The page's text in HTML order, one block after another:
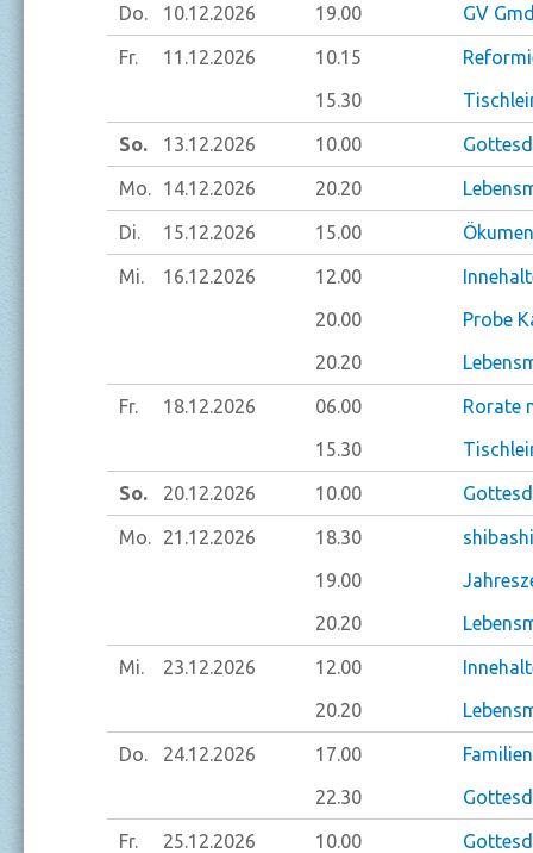
Do. 10.12.2026 19.00 GV
Fr. 11.12.2026 10.15
15.30
So. 13.12.2026 10.00
Mo. 14.12.2026 20.20
Di. 15.12.2026 15.00
Mi. 16.12.2026 12.00
20.00
Probe
20.20
Fr. 18.12.2026 06.00
Rorate
15.30
So. 20.12.2026 10.00
Mo. 21.12.2026 18.30
19.00
20.20
Mi. 23.12.2026 12.00
20.20
Do. 24.12.2026 17.00
22.30
Fr. 25.12.2026 10.00